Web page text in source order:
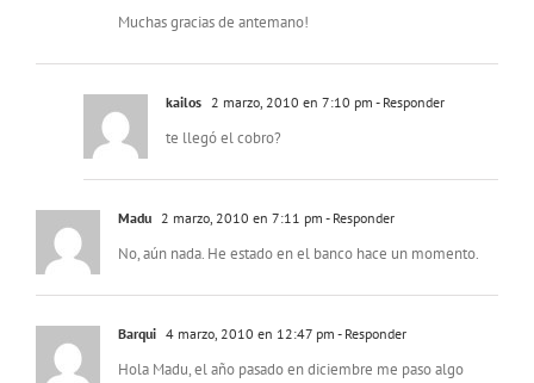
Muchas gracias de antemano!
kailos 2 marzo, 2010 en 7:10 pm - Responder
te llegó el cobro?
Madu 2 marzo, 2010 en 7:11 pm - Responder
No, aún nada. He estado en el banco hace un momento.
Barqui 4 marzo, 2010 en 12:47 pm - Responder
Hola Madu, el año pasado en diciembre me paso algo